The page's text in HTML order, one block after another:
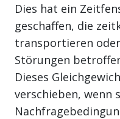
Dies hat ein
geschaffen, die
transportieren
Störungen
Dieses
verschieben, wenn